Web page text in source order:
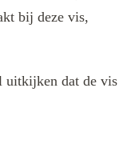
bij deze vis,
uitkijken dat de vis